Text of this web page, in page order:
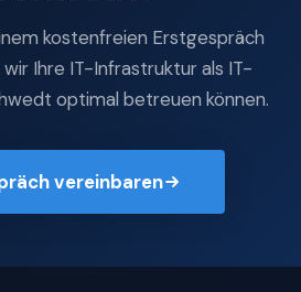
kostenfreien Erstgespräch
Ihre IT-Infrastruktur als IT-
optimal betreuen können.
vereinbaren